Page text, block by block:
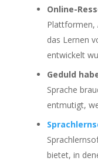
Online-
Plattformen,
das Lernen
entwickelt
Geduld
Sprache
entmutigt,
bietet, in